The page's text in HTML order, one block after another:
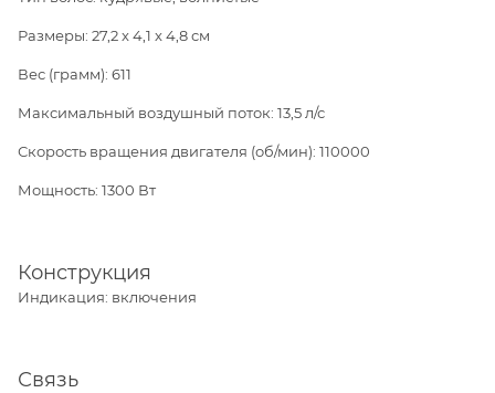
Размеры: 27,2 x 4,1 x 4,8 см
Вес (грамм): 611
Максимальный воздушный поток: 13,5 л/с
Скорость вращения двигателя (об/мин): 110000
Мощность: 1300 Вт
Конструкция
Индикация: включения
Связь